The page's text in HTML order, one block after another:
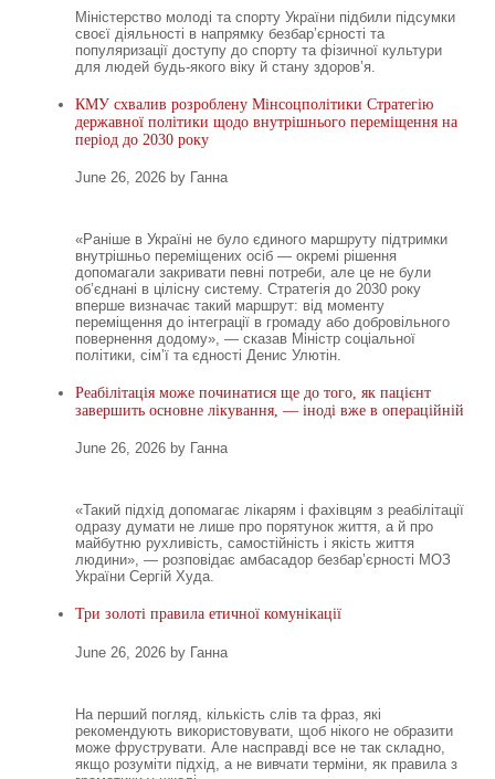
Міністерство молоді та спорту України підбили підсумки
своєї діяльності в напрямку безбар’єрності та
популяризації доступу до спорту та фізичної культури
для людей будь-якого віку й стану здоров’я.
КМУ схвалив розроблену Мінсоцполітики Стратегію
державної політики щодо внутрішнього переміщення на
період до 2030 року
June 26, 2026 by Ганна
«Раніше в Україні не було єдиного маршруту підтримки
внутрішньо переміщених осіб — окремі рішення
допомагали закривати певні потреби, але це не були
об’єднані в цілісну систему. Стратегія до 2030 року
вперше визначає такий маршрут: від моменту
переміщення до інтеграції в громаду або добровільного
повернення додому», — сказав Міністр соціальної
політики, сімʼї та єдності Денис Улютін.
Реабілітація може починатися ще до того, як пацієнт
завершить основне лікування, — іноді вже в операційній
June 26, 2026 by Ганна
«Такий підхід допомагає лікарям і фахівцям з реабілітації
одразу думати не лише про порятунок життя, а й про
майбутню рухливість, самостійність і якість життя
людини», — розповідає амбасадор безбар’єрності МОЗ
України Сергій Худа.
Три золоті правила етичної комунікації
June 26, 2026 by Ганна
На перший погляд, кількість слів та фраз, які
рекомендують використовувати, щоб нікого не образити
може фруструвати. Але насправді все не так складно,
якщо розуміти підхід, а не вивчати терміни, як правила з